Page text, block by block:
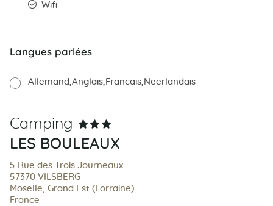
Wifi
Langues parlées
Allemand Anglais Francais Neerlandais
Camping
LES BOULEAUX
5 Rue des Trois Journeaux
57370 VILSBERG
Moselle, Grand Est (Lorraine)
France